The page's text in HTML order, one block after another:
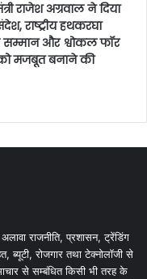
राजेश अग्रवाल ने दिया
राष्ट्रीय हथकरघा
और श्वोकल फॉर
मजबूत बनाने की
राजनीति, प्रशासन, ट्रेंडिंग
रोजगार तथा टेक्नोलॉजी से
से सम्बंधित किसी भी तरह के